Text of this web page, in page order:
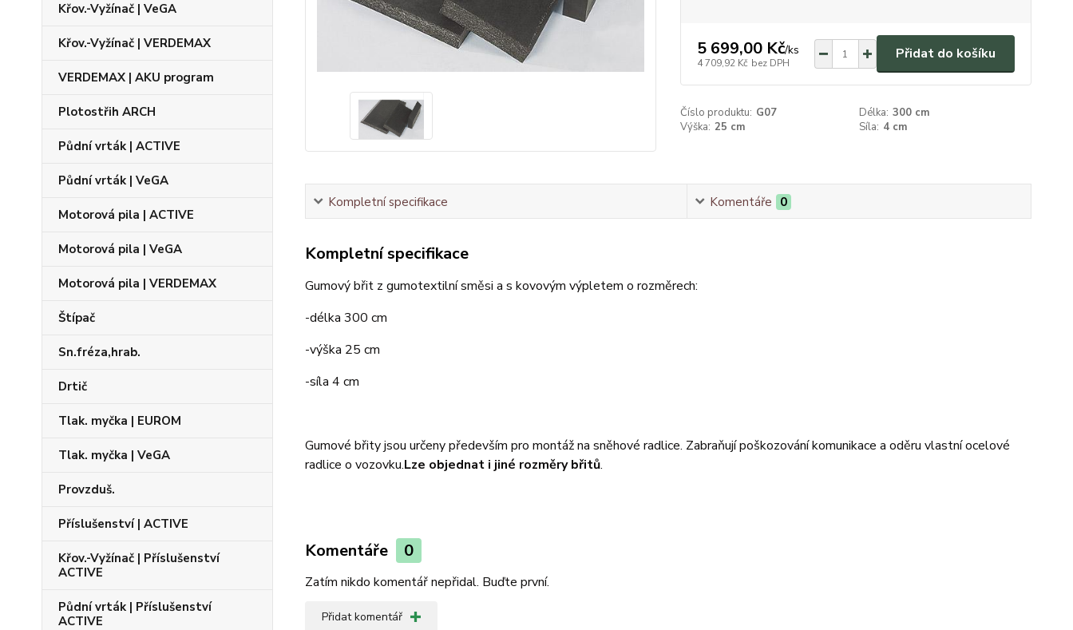
Křov.-Vyžínač | VeGA
Křov.-Vyžínač | VERDEMAX
VERDEMAX | AKU program
Plotostřih ARCH
Půdní vrták | ACTIVE
Půdní vrták | VeGA
Motorová pila | ACTIVE
Motorová pila | VeGA
Motorová pila | VERDEMAX
Štípač
Sn.fréza,hrab.
Drtič
Tlak. myčka | EUROM
Tlak. myčka | VeGA
Provzduš.
Příslušenství | ACTIVE
Křov.-Vyžínač | Příslušenství
ACTIVE
Půdní vrták | Příslušenství
ACTIVE
5 699,00 Kč/ks
4 709,92 Kč bez DPH
Přidat do košíku
Číslo produktu: G07 Délka: 300 cm
Výška: 25 cm Síla: 4 cm
Kompletní specifikace Komentáře 0
Kompletní specifikace
Gumový břit z gumotextilní směsi a s kovovým výpletem o rozměrech:
-délka 300 cm
-výška 25 cm
-síla 4 cm
Gumové břity jsou určeny především pro montáž na sněhové radlice. Zabraňují poškozování komunikace a oděru vlastní ocelové
radlice o vozovku.Lze objednat i jiné rozměry břitů.
Komentáře 0
Zatím nikdo komentář nepřidal. Buďte první.
Přidat komentář